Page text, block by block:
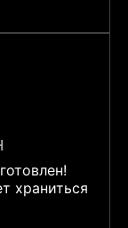
храниться